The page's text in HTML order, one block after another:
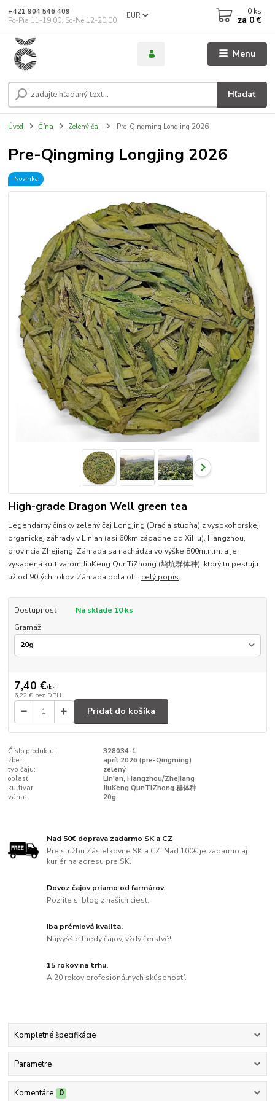
Menu
EUR
Hľadať
+421 904 546 409
Po-Pia 11-19:00, So-Ne 12-20:00
0 ks
za 0 €
Úvod Čína Zelený čaj Pre-Qingming Longjing 2026
Pre-Qingming Longjing 2026
Novinka
High-grade Dragon Well green tea
Legendárny čínsky zelený čaj Longjing (Dračia studňa) z vysokohorskej
organickej záhrady v Lin'an (asi 60km západne od XiHu), Hangzhou,
provincia Zhejiang. Záhrada sa nachádza vo výške 800m.n.m. a je
vysadená kultivarom JiuKeng QunTiZhong (鸠坑群体种), ktorý tu pestujú
už od 90tých rokov. Záhrada bola of... celý popis
Dostupnosť
Na sklade 10 ks
Gramáž
7,40 €/ks
6,22 € bez DPH
Pridať do košíka
Číslo produktu:
328034-1
zber:
apríl 2026 (pre-Qingming)
typ čaju:
zelený
oblasť:
Lin'an, Hangzhou/Zhejiang
kultivar:
JiuKeng QunTiZhong 群体种
váha:
20g
Nad 50€ doprava zadarmo SK a CZ
Pre službu Zásielkovne SK a CZ. Nad 100€ je zadarmo aj
kuriér na adresu pre SK.
Dovoz čajov priamo od farmárov.
Pozrite si blog z našich ciest.
Iba prémiová kvalita.
Najvyššie triedy čajov, vždy čerstvé!
15 rokov na trhu.
A 20 rokov profesionálnych skúseností.
Kompletné špecifikácie
Parametre
Komentáre 0